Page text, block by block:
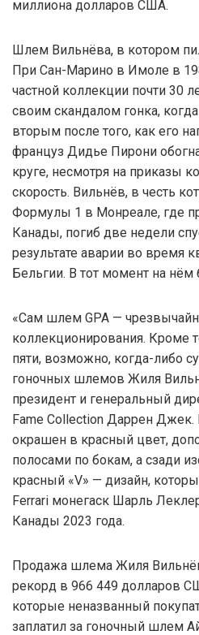
миллиона долларов США.
Шлем Вильнёва, в котором
При Сан-Марино в Имоле в
частной коллекции почти 30
своим скандалом гонка,
вторым после того, как его
француз Дидье Пирони
круге, несмотря на приказы
скорость. Вильнёв, в честь
Формулы 1 в Монреале, где
Канады, погиб две недели
результате аварии во время
Бельгии. В тот момент на
«Сам шлем GPA —
коллекционирования. Кроме
пяти, возможно, когда-либо
гоночных шлемов Жиля
президент и генеральный
Fame Collection Даррен
окрашен в красный цвет,
полосами по бокам, а сзади
красный «V» — дизайн,
Ferrari монегаск Шарль
Канады 2023 года.
Продажа шлема Жиля
рекорд в 966 449 долларов
которые неназванный
заплатил за гоночный шлем